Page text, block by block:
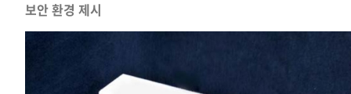
보안 환경 제시